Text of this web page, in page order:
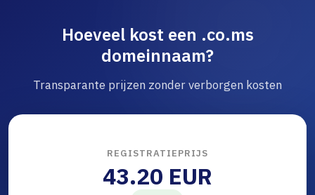
Hoeveel kost een .co.ms
domeinnaam?
Transparante prijzen zonder verborgen kosten
REGISTRATIEPRIJS
43.20 EUR